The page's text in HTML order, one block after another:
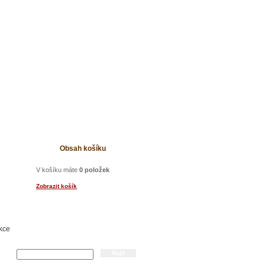
Obsah košíku
V košíku máte 0 položek
Zobrazit košík